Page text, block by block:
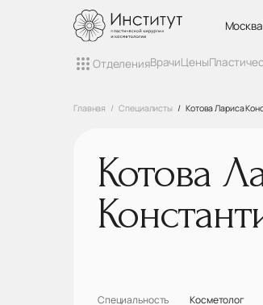
ОтделенияВрачиЦены
Главная Специалисты Котова Лариса
Котова
Специальность
Косметолог